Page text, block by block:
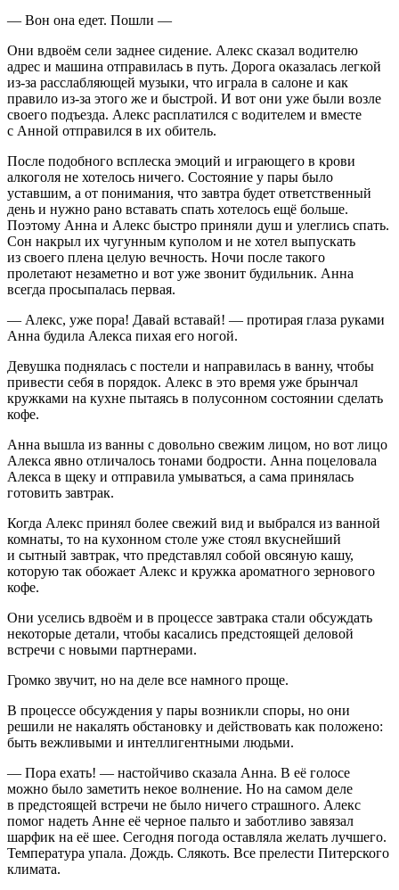
— Вон она едет. Пошли —
Они вдвоём сели заднее сидение. Алекс сказал водителю
адрес и машина отправилась в путь. Дорога оказалась легкой
из-за расслабляющей музыки, что играла в салоне и как
правило из-за этого же и быстрой. И вот они уже были возле
своего подъезда. Алекс расплатился с водителем и вместе
с Анной отправился в их обитель.
После подобного всплеска эмоций и играющего в крови
алкоголя не хотелось ничего. Состояние у пары было
уставшим, а от понимания, что завтра будет ответственный
день и нужно рано вставать спать хотелось ещё больше.
Поэтому Анна и Алекс быстро приняли душ и улеглись спать.
Сон накрыл их чугунным куполом и не хотел выпускать
из своего плена целую вечность. Ночи после такого
пролетают незаметно и вот уже звонит будильник. Анна
всегда просыпалась первая.
— Алекс, уже пора! Давай вставай! — протирая глаза руками
Анна будила Алекса пихая его ногой.
Девушка поднялась с постели и направилась в ванну, чтобы
привести себя в порядок. Алекс в это время уже брынчал
кружками на кухне пытаясь в полусонном состоянии сделать
кофе.
Анна вышла из ванны с довольно свежим лицом, но вот лицо
Алекса явно отличалось тонами бодрости. Анна поцеловала
Алекса в щеку и отправила умываться, а сама принялась
готовить завтрак.
Когда Алекс принял более свежий вид и выбрался из ванной
комнаты, то на кухонном столе уже стоял вкуснейший
и сытный завтрак, что представлял собой овсяную кашу,
которую так обожает Алекс и кружка ароматного зернового
кофе.
Они уселись вдвоём и в процессе завтрака стали обсуждать
некоторые детали, чтобы касались предстоящей деловой
встречи с новыми партнерами.
Громко звучит, но на деле все намного проще.
В процессе обсуждения у пары возникли споры, но они
решили не накалять обстановку и действовать как положено:
быть вежливыми и интеллигентными людьми.
— Пора ехать! — настойчиво сказала Анна. В её голосе
можно было заметить некое волнение. Но на самом деле
в предстоящей встречи не было ничего страшного. Алекс
помог надеть Анне её черное пальто и заботливо завязал
шарфик на её шее. Сегодня погода оставляла желать лучшего.
Температура упала. Дождь. Слякоть. Все прелести Питерского
климата.